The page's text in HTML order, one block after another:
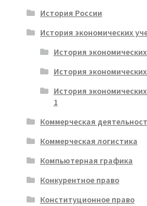
История России
История экономических
История
История
История
1
Коммерческая
Коммерческая логистика
Компьютерная графика
Конкурентное право
Конституционное право